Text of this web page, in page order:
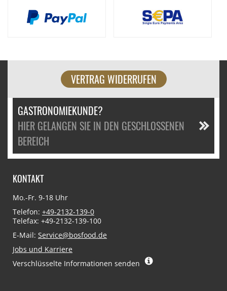
VERTRAG WIDERRUFEN
GASTRONOMIEKUNDE?
HIER GELANGEN SIE IN DEN GESCHLOSSENEN
BEREICH
KONTAKT
Mo.-Fr. 9-18 Uhr
Telefon: +49-2132-139-0
Telefax: +49-2132-139-100
E-Mail: Service@bosfood.de
Jobs und Karriere
Verschlüsselte Informationen senden